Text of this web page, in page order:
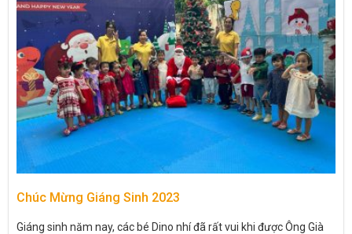
Chúc Mừng Giáng Sinh 2023
Giáng sinh năm nay, các bé Dino nhí đã rất vui khi được Ông Già